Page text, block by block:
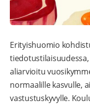
Erityishuomio
aliarvioitu
normaalille kasvulle,
vastustuskyvylle.